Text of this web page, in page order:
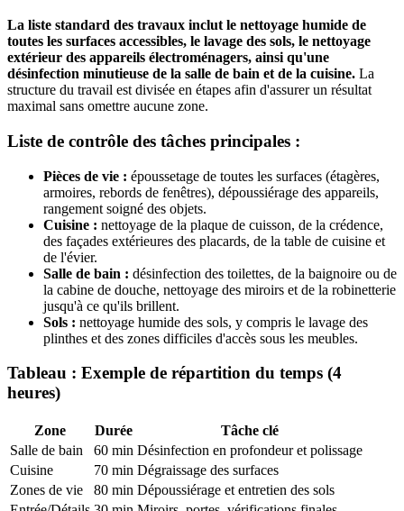
La liste standard des travaux inclut le nettoyage humide de
toutes les surfaces accessibles, le lavage des sols, le nettoyage
extérieur des appareils électroménagers, ainsi qu'une
désinfection minutieuse de la salle de bain et de la cuisine. La
structure du travail est divisée en étapes afin d'assurer un résultat
maximal sans omettre aucune zone.
Liste de contrôle des tâches principales :
Pièces de vie : époussetage de toutes les surfaces (étagères,
armoires, rebords de fenêtres), dépoussiérage des appareils,
rangement soigné des objets.
Cuisine : nettoyage de la plaque de cuisson, de la crédence,
des façades extérieures des placards, de la table de cuisine et
de l'évier.
Salle de bain : désinfection des toilettes, de la baignoire ou de
la cabine de douche, nettoyage des miroirs et de la robinetterie
jusqu'à ce qu'ils brillent.
Sols : nettoyage humide des sols, y compris le lavage des
plinthes et des zones difficiles d'accès sous les meubles.
Tableau : Exemple de répartition du temps (4
heures)
Zone Durée
Tâche clé
Salle de bain
60 min Désinfection en profondeur et polissage
Cuisine
70 min Dégraissage des surfaces
Zones de vie
80 min Dépoussiérage et entretien des sols